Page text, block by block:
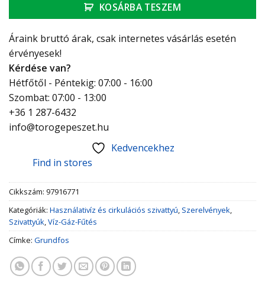
KOSÁRBA TESZEM
Áraink bruttó árak, csak internetes vásárlás esetén
érvényesek!
Kérdése van?
Hétfőtől - Péntekig: 07:00 - 16:00
Szombat: 07:00 - 13:00
+36 1 287-6432
info@torogepeszet.hu
Kedvencekhez
Find in stores
Cikkszám: 97916771
Kategóriák: Használativíz és cirkulációs szivattyú, Szerelvények,
Szivattyúk,Víz-Gáz-Fűtés
Címke: Grundfos